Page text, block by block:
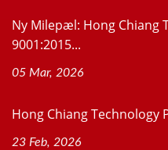
Ny Milepæl: Hong Chiang
9001:2015...
05 Mar, 2026
Hong Chiang Technology
23 Feb, 2026